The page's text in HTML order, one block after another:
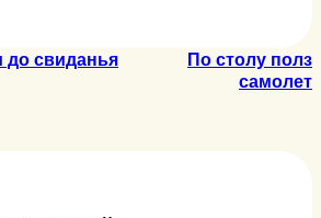
свиданья
По столу полз
самолет